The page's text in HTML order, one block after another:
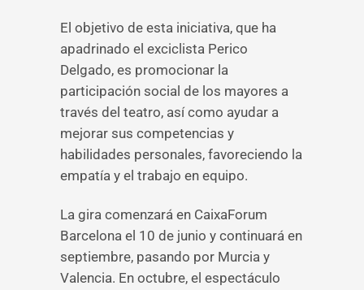
El objetivo de esta iniciativa, que ha
apadrinado el exciclista Perico
Delgado, es promocionar la
participación social de los mayores a
través del teatro, así como ayudar a
mejorar sus competencias y
habilidades personales, favoreciendo la
empatía y el trabajo en equipo.
La gira comenzará en CaixaForum
Barcelona el 10 de junio y continuará en
septiembre, pasando por Murcia y
Valencia. En octubre, el espectáculo